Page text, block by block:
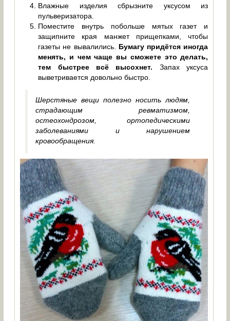
Влажные изделия сбрызните уксусом из
пульверизатора.
Поместите внутрь побольше мятых газет и
защипните края манжет прищепками, чтобы
газеты не вывалились. Бумагу придётся иногда
менять, и чем чаще вы сможете это делать,
тем быстрее всё высохнет. Запах уксуса
выветривается довольно быстро.
Шерстяные вещи полезно носить людям,
страдающим ревматизмом,
остеохондрозом, ортопедическими
заболеваниями и нарушением
кровообращения.